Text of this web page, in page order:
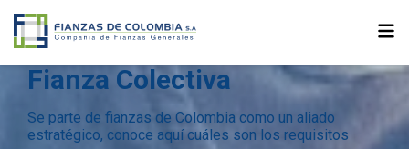
Fianza Colectiva
Se parte de fianzas de Colombia como un aliado
estratégico, conoce aquí cuáles son los requisitos